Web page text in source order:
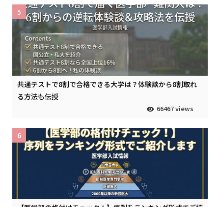
共通テストで8割で合格できる大学は？体験談から8割取れ
る方法も伝授
66467 views
5
6